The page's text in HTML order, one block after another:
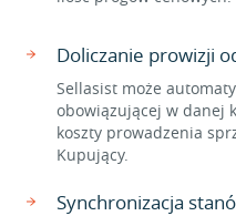
Doliczanie prowizji
Sellasist może
obowiązującej w danej
koszty prowadzenia
Kupujący.
Synchronizacja